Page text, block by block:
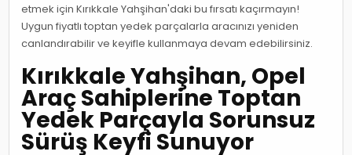
etmek için Kırıkkale Yahşihan'daki bu fırsatı kaçırmayın!
Uygun fiyatlı toptan yedek parçalarla aracınızı yeniden
canlandırabilir ve keyifle kullanmaya devam edebilirsiniz.
Kırıkkale Yahşihan, Opel
Araç Sahiplerine Toptan
Yedek Parçayla Sorunsuz
Sürüş Keyfi Sunuyor